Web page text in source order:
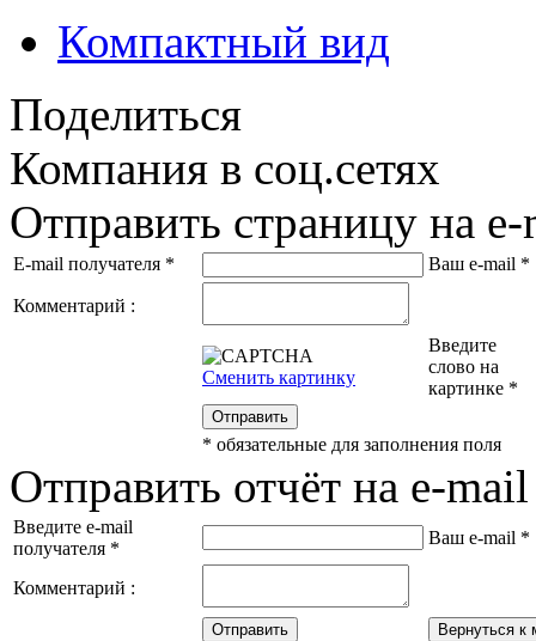
Компактный вид
Поделиться
Компания в соц.сетях
Отправить страницу на
E-mail получателя * Ваш e-mail *
Комментарий :
Сменить картинку
Введите
слово на
картинке *
Отправить
* обязательные для заполнения поля
Отправить отчёт на e-mail
Введите e-mail
получателя *
Ваш e-mail *
Комментарий :
Отправить Вернуться к